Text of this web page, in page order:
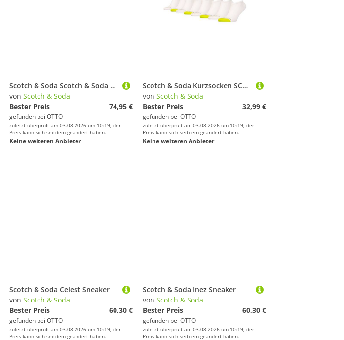
Scotch & Soda Scotch & Soda Sneaker Lederimitat Sneaker
von Scotch & Soda
Bester Preis
74,95 €
gefunden bei OTTO
zuletzt überprüft am 03.08.2026 um 10:19; der
Preis kann sich seitdem geändert haben.
Keine weiteren Anbieter
Scotch & Soda Kurzsocken SCSO Dip Toe Sneaker Socks 8P (8-Paar, 8er-Pack)
von Scotch & Soda
Bester Preis
32,99 €
gefunden bei OTTO
zuletzt überprüft am 03.08.2026 um 10:19; der
Preis kann sich seitdem geändert haben.
Keine weiteren Anbieter
Scotch & Soda Celest Sneaker
von Scotch & Soda
Bester Preis
60,30 €
gefunden bei OTTO
zuletzt überprüft am 03.08.2026 um 10:19; der
Preis kann sich seitdem geändert haben.
Scotch & Soda Inez Sneaker
von Scotch & Soda
Bester Preis
60,30 €
gefunden bei OTTO
zuletzt überprüft am 03.08.2026 um 10:19; der
Preis kann sich seitdem geändert haben.